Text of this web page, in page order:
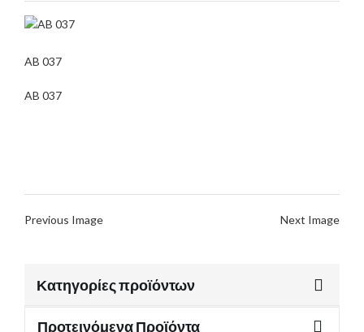
AB 037
AB 037
Previous Image Next Image
Κατηγορίες προϊόντων
Προτεινόμενα Προϊόντα